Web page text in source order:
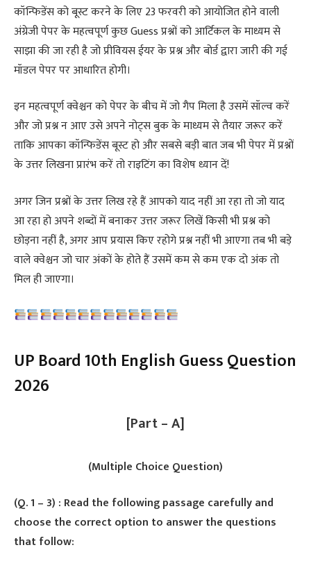
कॉन्फिडेंस को बूस्ट करने के लिए 23 फरवरी को आयोजित होने वाली
अंग्रेजी पेपर के महत्वपूर्ण कुछ Guess प्रश्नों को आर्टिकल के माध्यम से
साझा की जा रही है जो प्रीवियस ईयर के प्रश्न और बोर्ड द्वारा जारी की गई
मॉडल पेपर पर आधारित होगी।
इन महत्वपूर्ण क्वेश्चन को पेपर के बीच में जो गैप मिला है उसमें सॉल्व करें
और जो प्रश्न न आए उसे अपने नोट्स बुक के माध्यम से तैयार जरूर करें
ताकि आपका कॉन्फिडेंस बूस्ट हो और सबसे बड़ी बात जब भी पेपर में प्रश्नों
के उत्तर लिखना प्रारंभ करें तो राइटिंग का विशेष ध्यान दें!
अगर जिन प्रश्नों के उत्तर लिख रहे हैं आपको याद नहीं आ रहा तो जो याद
आ रहा हो अपने शब्दों में बनाकर उत्तर जरूर लिखें किसी भी प्रश्न को
छोड़ना नहीं है, अगर आप प्रयास किए रहोगे प्रश्न नहीं भी आएगा तब भी बड़े
वाले क्वेश्चन जो चार अंकों के होते हैं उसमें कम से कम एक दो अंक तो
मिल ही जाएगा।
UP Board 10th English Guess Question
2026
[Part – A]
(Multiple Choice Question)
(Q. 1 – 3) : Read the following passage carefully and
choose the correct option to answer the questions
that follow: